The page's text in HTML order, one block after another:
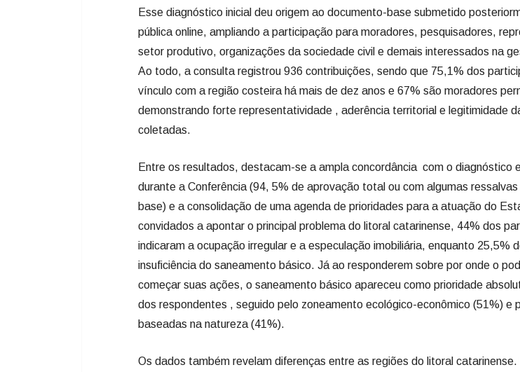
Esse diagnóstico inicial deu origem ao documento-base submetido
pública online, ampliando a participação para moradores, pesquisadores,
setor produtivo, organizações da sociedade civil e demais interessados na
Ao todo, a consulta registrou 936 contribuições, sendo que 75,1% dos
vínculo com a região costeira há mais de dez anos e 67% são moradores
demonstrando forte representatividade , aderência territorial e legitimidade
coletadas.
Entre os resultados, destacam-se a ampla concordância com o diagnóstico
durante a Conferência (94, 5% de aprovação total ou com algumas
base) e a consolidação de uma agenda de prioridades para a atuação do
convidados a apontar o principal problema do litoral catarinense, 44% dos
indicaram a ocupação irregular e a especulação imobiliária, enquanto 25,5%
insuficiência do saneamento básico. Já ao responderem sobre por onde o
começar suas ações, o saneamento básico apareceu como prioridade
dos respondentes , seguido pelo zoneamento ecológico-econômico (51%) e
baseadas na natureza (41%).
Os dados também revelam diferenças entre as regiões do litoral